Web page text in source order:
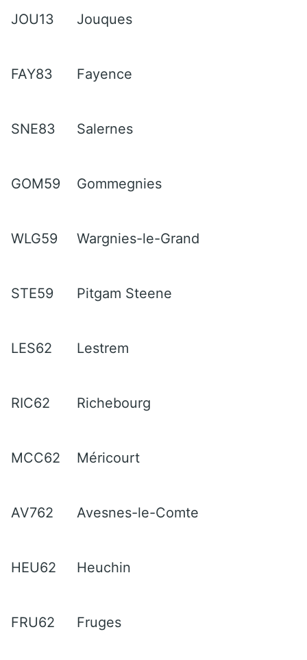
JOU13 Jouques
FAY83 Fayence
SNE83 Salernes
GOM59 Gommegnies
WLG59 Wargnies-le-Grand
STE59 Pitgam Steene
LES62 Lestrem
RIC62 Richebourg
MCC62 Méricourt
AV762 Avesnes-le-Comte
HEU62 Heuchin
FRU62 Fruges